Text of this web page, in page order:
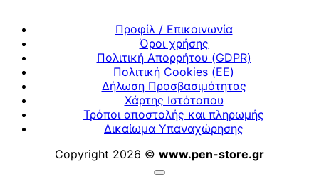
Προφίλ / Επικοινωνία
Όροι χρήσης
Πολιτική Απορρήτου (GDPR)
Πολιτική Cookies (ΕΕ)
Δήλωση Προσβασιμότητας
Χάρτης Ιστότοπου
Τρόποι αποστολής και πληρωμής
Δικαίωμα Υπαναχώρησης
Copyright 2026 © www.pen-store.gr